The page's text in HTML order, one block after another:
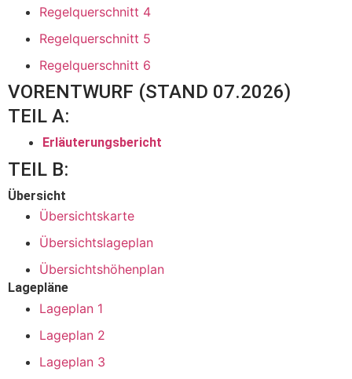
Regelquerschnitt 4
Regelquerschnitt 5
Regelquerschnitt 6
VORENTWURF (STAND 07.2026)
TEIL A:
Erläuterungsbericht
TEIL B:
Übersicht
Übersichtskarte
Übersichtslageplan
Übersichtshöhenplan
Lagepläne
Lageplan 1
Lageplan 2
Lageplan 3